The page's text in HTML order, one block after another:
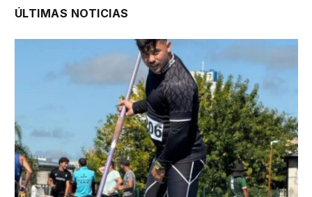
ÚLTIMAS NOTICIAS